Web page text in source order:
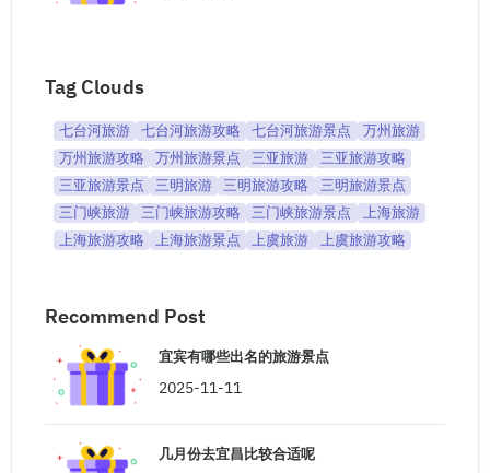
Tag Clouds
七台河旅游 七台河旅游攻略 七台河旅游景点
万州旅游
万州旅游攻略
万州旅游景点 三亚旅游
三亚旅游攻略
三亚旅游景点
三明旅游 三明旅游攻略
三明旅游景点
三门峡旅游
三门峡旅游攻略 三门峡旅游景点
上海旅游
上海旅游攻略
上海旅游景点 上虞旅游 上虞旅游攻略
Recommend Post
宜宾有哪些出名的旅游景点
2025-11-11
几月份去宜昌比较合适呢